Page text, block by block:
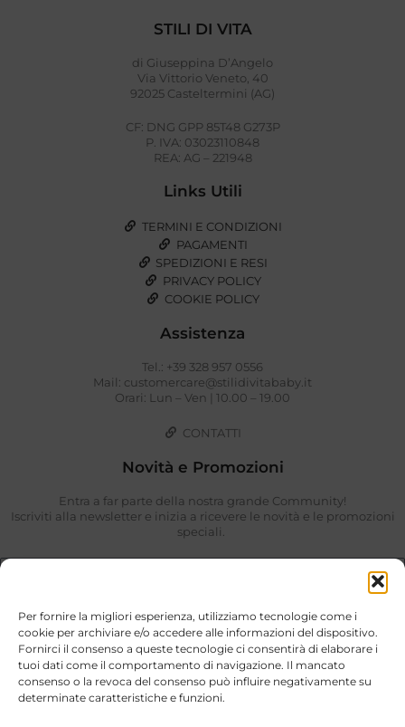
Per fornire la migliori esperienza, utilizziamo tecnologie come i
cookie per archiviare e/o accedere alle informazioni del dispositivo.
Fornirci il consenso a queste tecnologie ci consentirà di elaborare i
tuoi dati come il comportamento di navigazione. Il mancato
consenso o la revoca del consenso può influire negativamente su
determinate caratteristiche e funzioni.
STILI DI VITA
di Giuseppina D’Angelo
Via Vittorio Veneto, 40
92025 Casteltermini (AG)
CF: DNG GPP 85T48 G273P
P. IVA: 03023110848
REA: AG – 221948
Links Utili
TERMINI E CONDIZIONI
PAGAMENTI
SPEDIZIONI E RESI
PRIVACY POLICY
COOKIE POLICY
Assistenza
Tel.: +39 328 957 0556
Mail: customercare@stilidivitababy.it
Orari: Lun – Ven | 10.00 – 19.00
CONTATTI
Novità e Promozioni
Entra a far parte della nostra grande Community!
Iscriviti alla newsletter e inizia a ricevere le novità e le promozioni
speciali.